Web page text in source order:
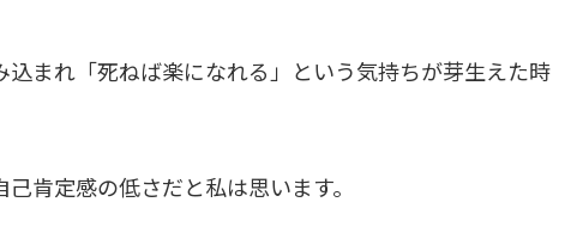
まれ「死ねば楽になれる」という気持ちが芽生えた時
肯定感の低さだと私は思います。